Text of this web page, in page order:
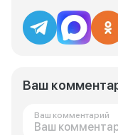
Ваш
Ваш комментарий